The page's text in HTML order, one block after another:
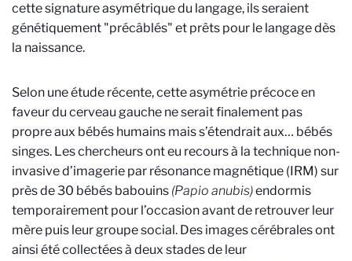
cette signature asymétrique du langage, ils seraient
génétiquement "précâblés" et prêts pour le langage dès
la naissance.
Selon une étude récente, cette asymétrie précoce en
faveur du cerveau gauche ne serait finalement pas
propre aux bébés humains mais s’étendrait aux… bébés
singes. Les chercheurs ont eu recours à la technique non-
invasive d’imagerie par résonance magnétique (IRM) sur
près de 30 bébés babouins (Papio anubis)endormis
temporairement pour l’occasion avant de retrouver leur
mère puis leur groupe social. Des images cérébrales ont
ainsi été collectées à deux stades de leur